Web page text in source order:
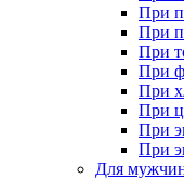
При
При
При
При
При
При
При
При
Для